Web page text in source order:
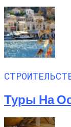
Туры На